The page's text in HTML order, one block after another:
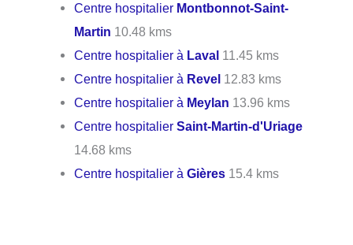
Centre hospitalier Montbonnot-Saint-
Martin 10.48 kms
Centre hospitalier à Laval 11.45 kms
Centre hospitalier à Revel 12.83 kms
Centre hospitalier à Meylan 13.96 kms
Centre hospitalierSaint-Martin-d'Uriage
14.68 kms
Centre hospitalier àGières 15.4 kms